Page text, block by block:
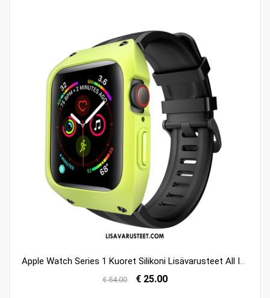
€ 54.00 € 25.00